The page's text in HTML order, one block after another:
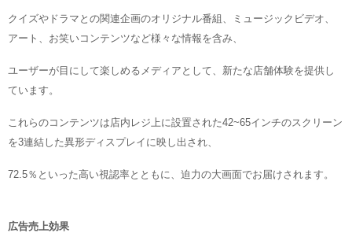
クイズやドラマとの関連企画のオリジナル番組、ミュージックビデオ、
アート、お笑いコンテンツなど様々な情報を含み、
ユーザーが目にして楽しめるメディアとして、新たな店舗体験を提供し
ています。
これらのコンテンツは店内レジ上に設置された42~65インチのスクリーン
を3連結した異形ディスプレイに映し出され、
72.5％といった高い視認率とともに、迫力の大画面でお届けされます。
広告売上効果